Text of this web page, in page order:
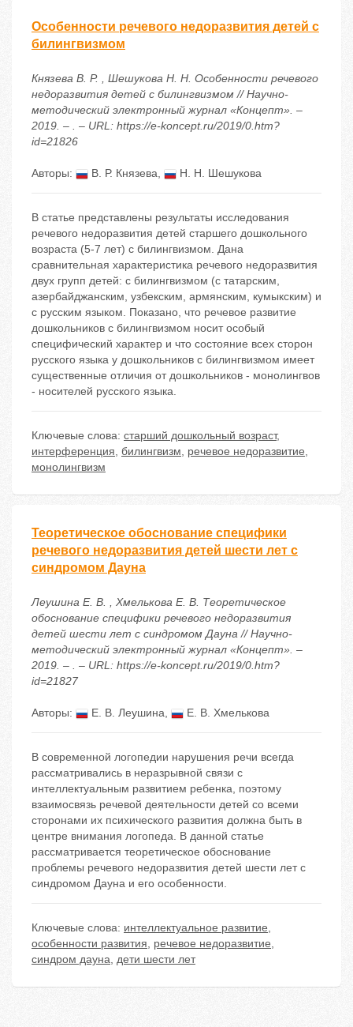
Особенности речевого недоразвития детей с
билингвизмом
Князева В. Р. , Шешукова Н. Н. Особенности речевого
недоразвития детей с билингвизмом // Научно-
методический электронный журнал «Концепт». –
2019. – . – URL: https://e-koncept.ru/2019/0.htm?
id=21826
Авторы: В. Р. Князева, Н. Н. Шешукова
В статье представлены результаты исследования
речевого недоразвития детей старшего дошкольного
возраста (5-7 лет) с билингвизмом. Дана
сравнительная характеристика речевого недоразвития
двух групп детей: с билингвизмом (с татарским,
азербайджанским, узбекским, армянским, кумыкским) и
с русским языком. Показано, что речевое развитие
дошкольников с билингвизмом носит особый
специфический характер и что состояние всех сторон
русского языка у дошкольников с билингвизмом имеет
существенные отличия от дошкольников - монолингвов
- носителей русского языка.
Ключевые слова: старший дошкольный возраст,
интерференция, билингвизм, речевое недоразвитие,
монолингвизм
Теоретическое обоснование специфики
речевого недоразвития детей шести лет с
синдромом Дауна
Леушина Е. В. , Хмелькова Е. В. Теоретическое
обоснование специфики речевого недоразвития
детей шести лет с синдромом Дауна // Научно-
методический электронный журнал «Концепт». –
2019. – . – URL: https://e-koncept.ru/2019/0.htm?
id=21827
Авторы: Е. В. Леушина, Е. В. Хмелькова
В современной логопедии нарушения речи всегда
рассматривались в неразрывной связи с
интеллектуальным развитием ребенка, поэтому
взаимосвязь речевой деятельности детей со всеми
сторонами их психического развития должна быть в
центре внимания логопеда. В данной статье
рассматривается теоретическое обоснование
проблемы речевого недоразвития детей шести лет с
синдромом Дауна и его особенности.
Ключевые слова: интеллектуальное развитие,
особенности развития, речевое недоразвитие,
синдром дауна, дети шести лет